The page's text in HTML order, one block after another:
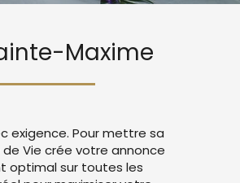
Maxime
exigence. Pour mettre sa
Vie crée votre annonce
optimal sur toutes les